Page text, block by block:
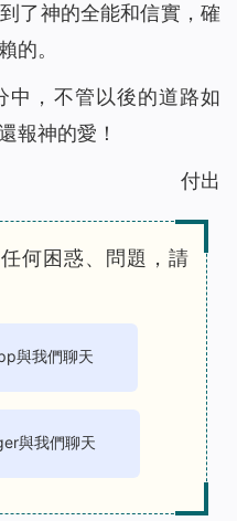
了神的全能和信實，確
的。
中，不管以後的道路如
報神的愛！
付出
何困惑、問題，請
與我們聊天
與我們聊天